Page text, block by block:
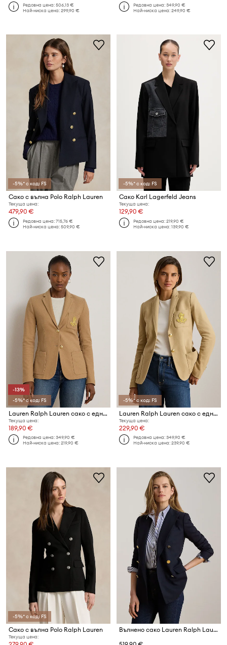
Редовна цена:506,13 €
Най-ниска цена:299,90 €
Редовна цена:349,90 €
Най-ниска цена:249,90 €
-5%* с код: FS
Сако с вълна Polo Ralph Lauren
Текуща цена:
479,90 €
Редовна цена:715,76 €
Най-ниска цена:509,90 €
-5%* с код: FS
Сако Karl Lagerfeld Jeans
Текуща цена:
129,90 €
Редовна цена:219,90 €
Най-ниска цена:139,90 €
-13%
-5%* с код: FS
Lauren Ralph Lauren сако с едноредно закопчаване дамско от памук с еластан
Текуща цена:
189,90 €
Редовна цена:349,90 €
Най-ниска цена:219,90 €
-5%* с код: FS
Lauren Ralph Lauren сако с едноредно закопчаване дамско от памук с еластан
Текуща цена:
229,90 €
Редовна цена:349,90 €
Най-ниска цена:239,90 €
-5%* с код: FS
Сако с вълна Polo Ralph Lauren
Текуща цена:
Вълнено сако Lauren Ralph Lauren